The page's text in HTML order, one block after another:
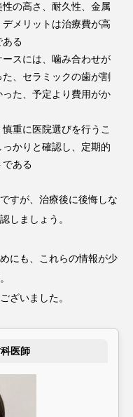
の高さ、耐久性、金属
メリットは治療費が高
ある
スには、噛み合わせが
、セラミックの歯が割
た、予定より費用がか
重に医院選びを行うこ
かりと確認し、定期的
である
すが、治療後に後悔しな
しましょう。
にも、これらの情報が少
ざいました。
医師